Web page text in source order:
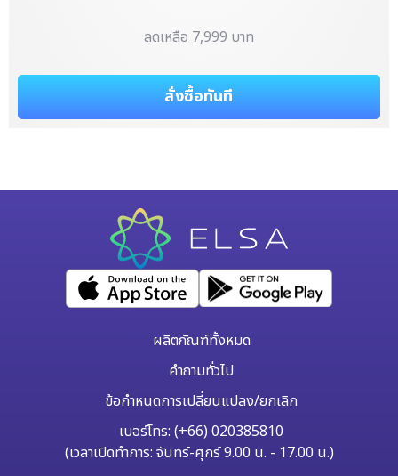
ลดเหลือ 7,999 บาท
สั่งซื้อทันที
ผลิตภัณฑ์ทั้งหมด
คำถามทั่วไป
ข้อกำหนดการเปลี่ยนแปลง/ยกเลิก
เบอร์โทร: (+66) 020385810
(เวลาเปิดทำการ: จันทร์-ศุกร์ 9.00 น. - 17.00 น.)